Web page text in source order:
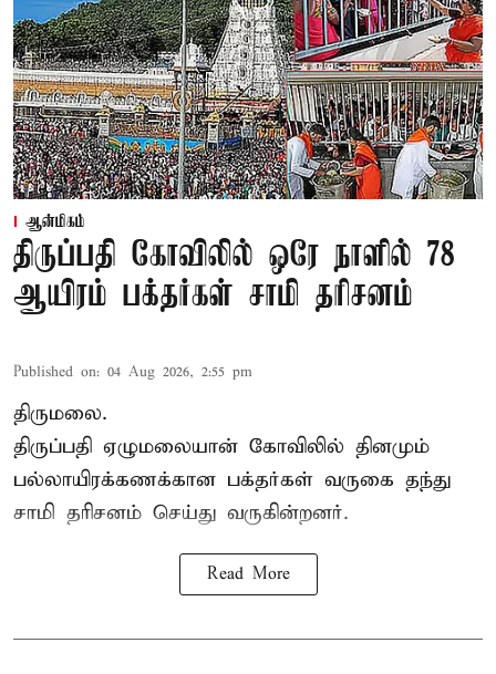
ஆன்மிகம்
திருப்பதி கோவிலில் ஒரே நாளில் 78
ஆயிரம் பக்தர்கள் சாமி தரிசனம்
Published on: 04 Aug 2026, 2:55 pm
திருமலை.
திருப்பதி ஏழுமலையான் கோவிலில் தினமும்
பல்லாயிரக்கணக்கான பக்தர்கள் வருகை தந்து
சாமி தரிசனம் செய்து வருகின்றனர்.
Read More